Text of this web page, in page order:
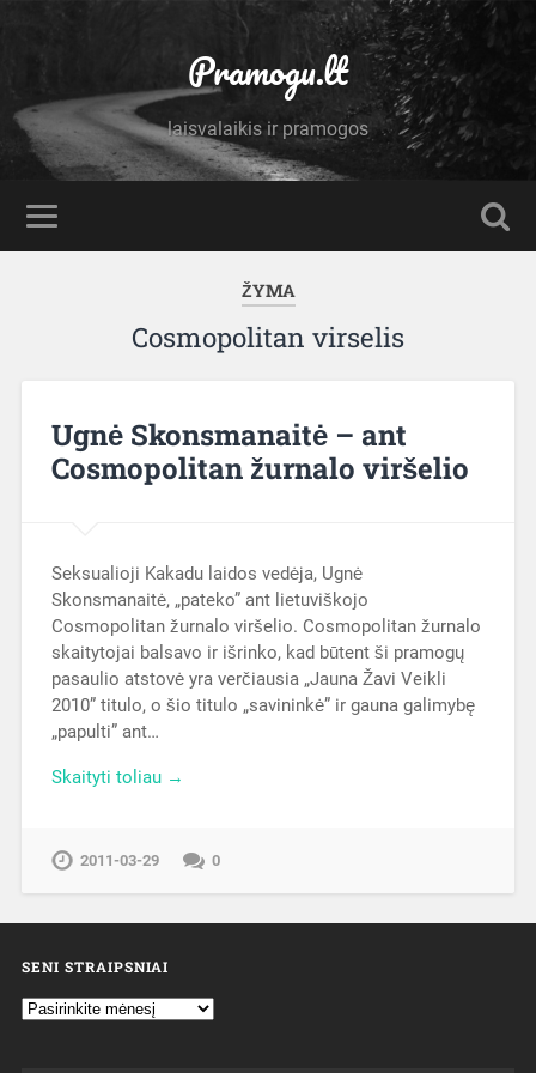
Pramogu.lt
laisvalaikis ir pramogos
ŽYMA
Cosmopolitan virselis
Ugnė Skonsmanaitė – ant
Cosmopolitan žurnalo viršelio
Seksualioji Kakadu laidos vedėja, Ugnė
Skonsmanaitė, „pateko” ant lietuviškojo
Cosmopolitan žurnalo viršelio. Cosmopolitan žurnalo
skaitytojai balsavo ir išrinko, kad būtent ši pramogų
pasaulio atstovė yra verčiausia „Jauna Žavi Veikli
2010” titulo, o šio titulo „savininkė” ir gauna galimybę
„papulti” ant…
Skaityti toliau →
2011-03-29 0
SENI STRAIPSNIAI